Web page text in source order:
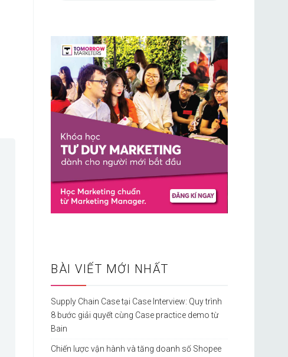
BÀI VIẾT MỚI NHẤT
Supply Chain Case tại Case Interview: Quy trình
8 bước giải quyết cùng Case practice demo từ
Bain
Chiến lược vận hành và tăng doanh số Shopee